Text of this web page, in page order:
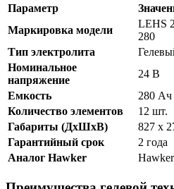
Параметр
Маркировка модели
LEHS
280
Тип электролита
Номинальное
напряжение
24 В
Емкость
280 Ач
Количество элементов
12 шт.
Габариты (ДхШхВ)
827 x
Гарантийный срок
2 года
Аналог Hawker